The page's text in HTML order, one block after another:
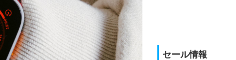
セール情報